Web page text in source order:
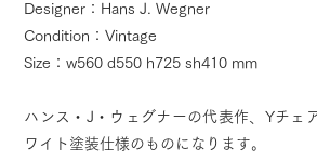
Designer：Hans J. Wegner
Condition：Vintage
Size：w560 d550 h725 sh410 mm
ハンス・J・ウェグナーの代表作、Yチェ
ワイト塗装仕様のものになります。